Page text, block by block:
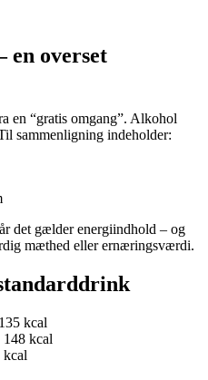
en overset
en “gratis omgang”. Alkohol
sammenligning indeholder:
det gælder energiindhold – og
mæthed eller ernæringsværdi.
kcal
148 kcal
kcal